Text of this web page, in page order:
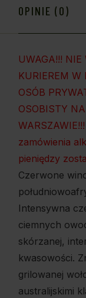
OPINIE (0)
UWAGA!!!
KURIEREM W
OSÓB
OSOBISTY
zamówienia
pieniędzy
Czerwone
Intensywna
ciemnych
skórzanej,
kwasowości.
grilowanej
australijskimi